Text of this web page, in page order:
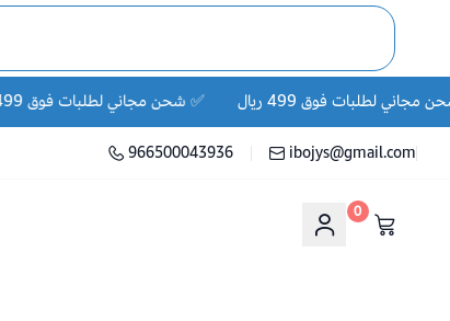
شحن مجاني لطلبات فوق 499 ريال ✅ شحن مجاني لطلبات فوق 499 ريال ✅
966500043936 ibojys@gmail.com
0